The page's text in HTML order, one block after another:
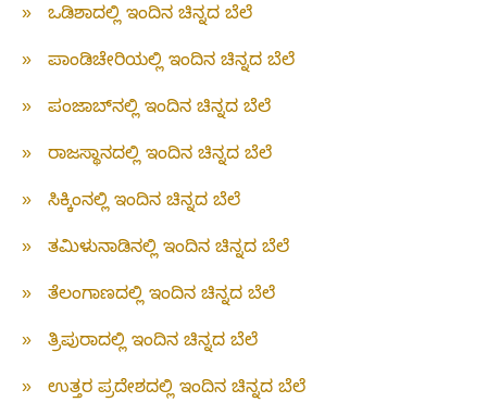
»
ಒಡಿಶಾದಲ್ಲಿ ಇಂದಿನ ಚಿನ್ನದ ಬೆಲೆ
»
ಪಾಂಡಿಚೇರಿಯಲ್ಲಿ ಇಂದಿನ ಚಿನ್ನದ ಬೆಲೆ
»
ಪಂಜಾಬ್‌ನಲ್ಲಿ ಇಂದಿನ ಚಿನ್ನದ ಬೆಲೆ
»
ರಾಜಸ್ಥಾನದಲ್ಲಿ ಇಂದಿನ ಚಿನ್ನದ ಬೆಲೆ
»
ಸಿಕ್ಕಿಂನಲ್ಲಿ ಇಂದಿನ ಚಿನ್ನದ ಬೆಲೆ
»
ತಮಿಳುನಾಡಿನಲ್ಲಿ ಇಂದಿನ ಚಿನ್ನದ ಬೆಲೆ
»
ತೆಲಂಗಾಣದಲ್ಲಿ ಇಂದಿನ ಚಿನ್ನದ ಬೆಲೆ
»
ತ್ರಿಪುರಾದಲ್ಲಿ ಇಂದಿನ ಚಿನ್ನದ ಬೆಲೆ
»
ಉತ್ತರ ಪ್ರದೇಶದಲ್ಲಿ ಇಂದಿನ ಚಿನ್ನದ ಬೆಲೆ